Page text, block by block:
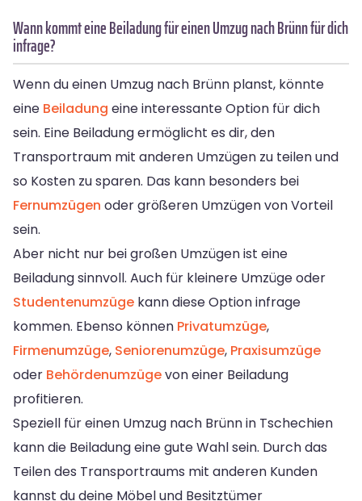
Wann kommt eine Beiladung für einen Umzug nach Brünn für dich
infrage?
Wenn du einen Umzug nach Brünn planst, könnte
eine Beiladung eine interessante Option für dich
sein. Eine Beiladung ermöglicht es dir, den
Transportraum mit anderen Umzügen zu teilen und
so Kosten zu sparen. Das kann besonders bei
Fernumzügen oder größeren Umzügen von Vorteil
sein.
Aber nicht nur bei großen Umzügen ist eine
Beiladung sinnvoll. Auch für kleinere Umzüge oder
Studentenumzüge kann diese Option infrage
kommen. Ebenso können Privatumzüge,
Firmenumzüge, Seniorenumzüge, Praxisumzüge
oder Behördenumzügevon einer Beiladung
profitieren.
Speziell für einen Umzug nach Brünn in Tschechien
kann die Beiladung eine gute Wahl sein. Durch das
Teilen des Transportraums mit anderen Kunden
kannst du deine Möbel und Besitztümer